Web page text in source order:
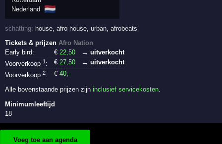
Nederland 🇳🇱
schatting: house ,afro house ,urban ,afrobeats
Tickets & prijzenAfro Nation
Early bird:
€22,50
→ uitverkocht
Voorverkoop1 : €27,50
→ uitverkocht
Voorverkoop2: €40,-
Alle bovenstaande prijzen zijninclusief servicekosten.
Minimumleeftijd
18
Voeg toe aan agenda